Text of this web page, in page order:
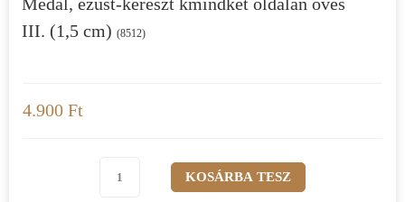
III. (1,5 cm) (8512)
4.900 Ft